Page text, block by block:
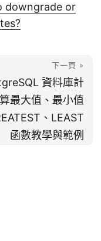
downgrade or
下一頁 »
資料庫計
算最大值、最小值
、LEAST
函數教學與範例